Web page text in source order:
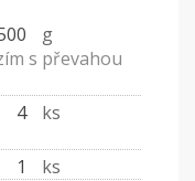
g
s převahou
4
ks
1
ks